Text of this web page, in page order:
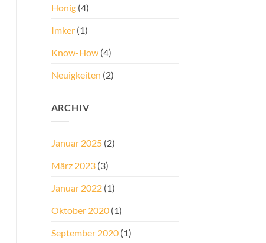
Honig(4)
Imker(1)
Know-How(4)
Neuigkeiten (2)
ARCHIV
Januar 2025(2)
März 2023(3)
Januar 2022(1)
Oktober 2020(1)
September 2020(1)